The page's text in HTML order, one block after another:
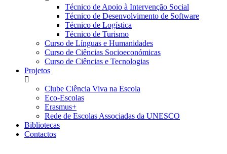
Técnico de Apoio à Intervenção Social
Técnico de Desenvolvimento de Software
Técnico de Logística
Técnico de Turismo
Curso de Línguas e Humanidades
Curso de Ciências Socioeconómicas
Curso de Ciências e Tecnologias
Projetos
Clube Ciência Viva na Escola
Eco-Escolas
Erasmus+
Rede de Escolas Associadas da UNESCO
Bibliotecas
Contactos